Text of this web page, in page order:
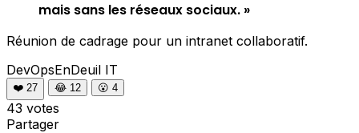
mais sans les réseaux sociaux. »
Réunion de cadrage pour un intranet collaboratif.
DevOpsEnDeuil IT
❤️ 27 😂 12 😮 4
43 votes
Partager